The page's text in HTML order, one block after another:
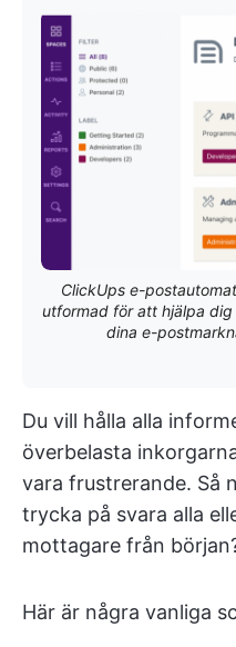
ClickUps e-
utformad för att hjälpa
dina e-
Du vill hålla alla
överbelasta
vara frustrerande. Så
trycka på svara alla
mottagare från
Här är några vanliga